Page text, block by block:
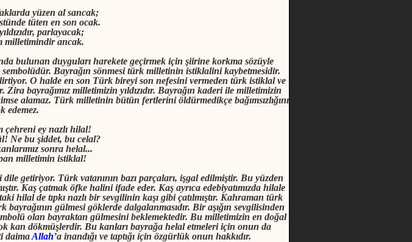
yüzen al sancak;
tüten en son ocak.
parlayacak;
milletimindir ancak.
bulunan duyguları harekete geçirmek için şiirine korkma sözüyle
sembolüdür. Bayrağın sönmesi türk milletinin istiklalini kaybetmesidir.
O halde en son Türk bireyi son nefesini vermeden türk istiklal ve
bayrağımız milletimizin yıldızıdır. Bayrağın kaderi ile milletimizin
alamaz. Türk milletinin bütün fertlerini öldürmedikçe bağımsızlığını
edemez.
çehreni ey nazlı hilal!
Ne bu şiddet, bu celal?
sonra helal...
milletimin istiklal!
getiriyor. Türk vatanının bazı parçaları, işgal edilmiştir. Bu yüzden
Kaş çatmak öfke halini ifade eder. Kaş ayrıca edebiyatımızda hilale
hilal de tıpkı nazlı bir sevgilinin kaşı gibi çatılmıştır. Kahraman türk
gülmesi göklerde dalgalanmasıdır. Bir aşığın sevgilisinden
olan bayraktan gülmesini beklemektedir. Bu milletimizin en doğal
kan dökmüşlerdir. Bu kanları bayrağa helal etmeleri için onun da
daimaAllah’a inandığı ve taptığı için özgürlük onun hakkıdır.